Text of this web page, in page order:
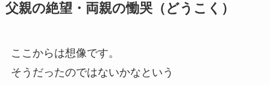
父親の絶望・両親の慟哭（どうこく）
ここからは想像です。
そうだったのではないかなという